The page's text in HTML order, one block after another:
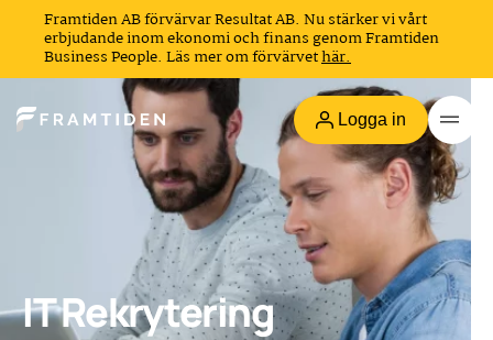
Framtiden AB förvärvar Resultat AB. Nu stärker vi vårt
erbjudande inom ekonomi och finans genom Framtiden
Business People. Läs mer om förvärvethär.
Logga in
IT Rekrytering